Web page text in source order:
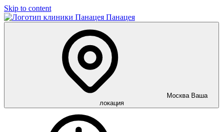
Skip to content
Панацея
Москва Ваша
локация